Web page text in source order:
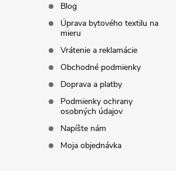
Blog
Úprava bytového textilu na
mieru
Vrátenie a reklamácie
Obchodné podmienky
Doprava a platby
Podmienky ochrany
osobných údajov
Napíšte nám
Moja objednávka